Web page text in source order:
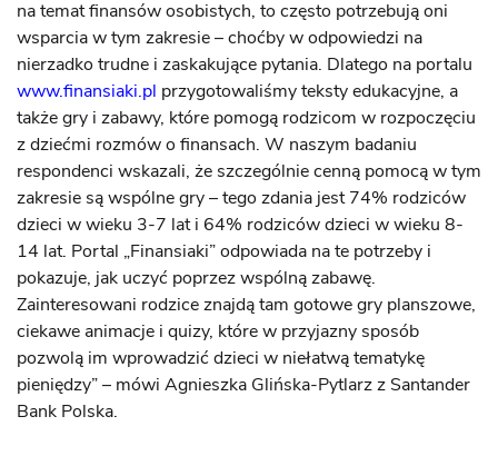
na temat finansów osobistych, to często potrzebują oni
wsparcia w tym zakresie – choćby w odpowiedzi na
nierzadko trudne i zaskakujące pytania. Dlatego na portalu
www.finansiaki.pl przygotowaliśmy teksty edukacyjne, a
także gry i zabawy, które pomogą rodzicom w rozpoczęciu
z dziećmi rozmów o finansach. W naszym badaniu
respondenci wskazali, że szczególnie cenną pomocą w tym
zakresie są wspólne gry – tego zdania jest 74% rodziców
dzieci w wieku 3-7 lat i 64% rodziców dzieci w wieku 8-
14 lat. Portal „Finansiaki” odpowiada na te potrzeby i
pokazuje, jak uczyć poprzez wspólną zabawę.
Zainteresowani rodzice znajdą tam gotowe gry planszowe,
ciekawe animacje i quizy, które w przyjazny sposób
pozwolą im wprowadzić dzieci w niełatwą tematykę
pieniędzy” – mówi Agnieszka Glińska-Pytlarz z Santander
Bank Polska.